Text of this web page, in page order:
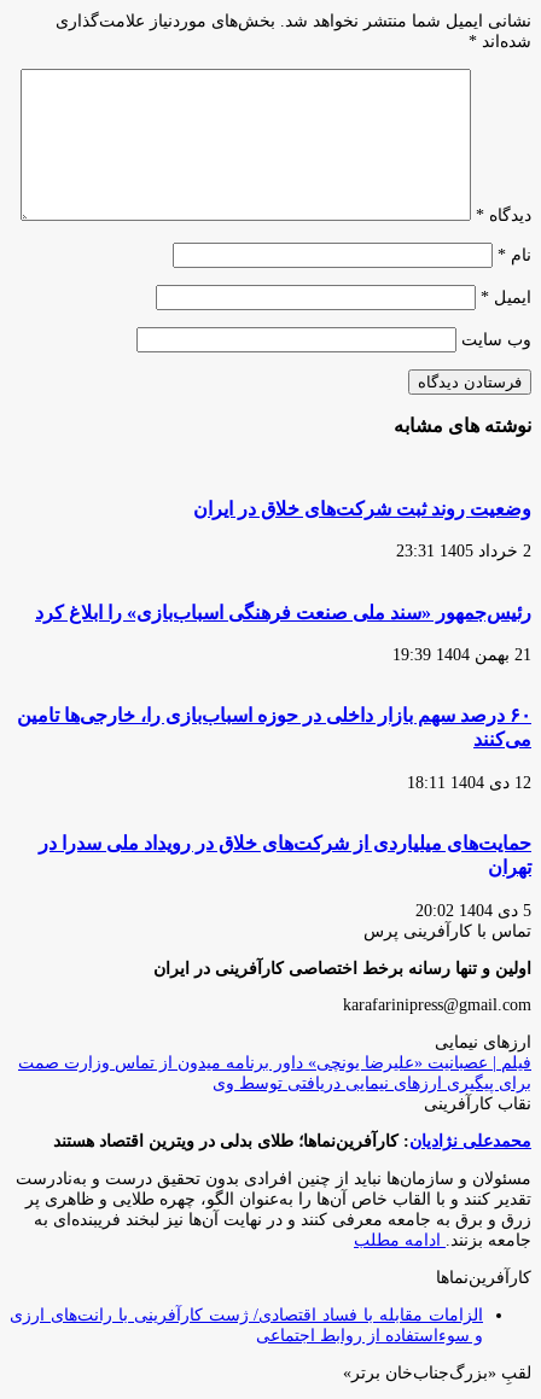
برای
صنعتی
شدن هستند
نوآوری
در
نشانی ایمیل شما منتشر نخواهد شد.
بخش‌های موردنیاز علامت‌گذاری
شده‌اند *
دیدگاه *
نام *
ایمیل *
وب‌ سایت
نوشته های مشابه
وضعیت روند ثبت شرکت‌های خلاق در ایران
2 خرداد 1405 23:31
رئیس‌جمهور «سند ملی صنعت فرهنگی اسباب‌بازی» را ابلاغ کرد
21 بهمن 1404 19:39
۶۰ درصد سهم بازار داخلی در حوزه اسباب‌بازی را، خارجی‌ها تامین
می‌کنند
12 دی 1404 18:11
حمایت‌های میلیاردی از شرکت‌های خلاق در رویداد ملی سدرا در
تهران
5 دی 1404 20:02
تماس با کارآفرینی پرس
اولین و تنها رسانه برخط اختصاصی کارآفرینی در ایران
karafarinipress@gmail.com
ارزهای نیمایی
فیلم | عصبانیت «علیرضا یونچی» داور برنامه میدون از تماس وزارت صمت
برای پیگیری ارزهای نیمایی دریافتی توسط وی
نقاب کارآفرینی
محمدعلی نژادیان: کارآفرین‌نماها؛ طلای بدلی در ویترین اقتصاد هستند
مسئولان و سازمان‌ها نباید از چنین افرادی بدون تحقیق درست و به‌نادرست
تقدیر کنند و با القاب خاص آ‌ن‌ها را به‌عنوان الگو، چهره طلایی و ظاهری پر
زرق و برق به جامعه معرفی کنند و در نهایت آن‌ها نیز لبخند فریبنده‌ای به
جامعه بزنند.
ادامه مطلب
کارآفرین‌نماها
الزامات مقابله با فساد اقتصادی/ ژست کارآفرینی با رانت‌های ارزی
و سوءاستفاده از روابط اجتماعی
لقبِ «بزرگ‌جناب‌خان برتر»